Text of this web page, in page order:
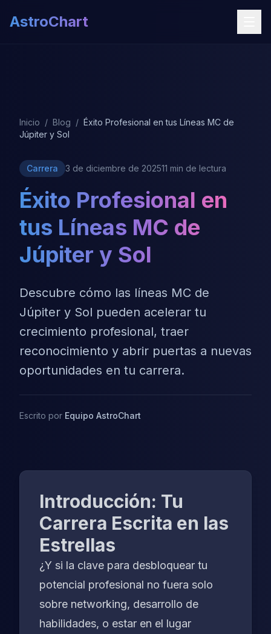
AstroChart
Inicio / Blog / Éxito Profesional en tus Líneas MC de
Júpiter y Sol
Carrera 3 de diciembre de 202511 min de lectura
Éxito Profesional en
tus Líneas MC de
Júpiter y Sol
Descubre cómo las líneas MC de
Júpiter y Sol pueden acelerar tu
crecimiento profesional, traer
reconocimiento y abrir puertas a nuevas
oportunidades en tu carrera.
Escrito por Equipo AstroChart
Introducción: Tu
Carrera Escrita en las
Estrellas
¿Y si la clave para desbloquear tu
potencial profesional no fuera solo
sobre networking, desarrollo de
habilidades, o estar en el lugar